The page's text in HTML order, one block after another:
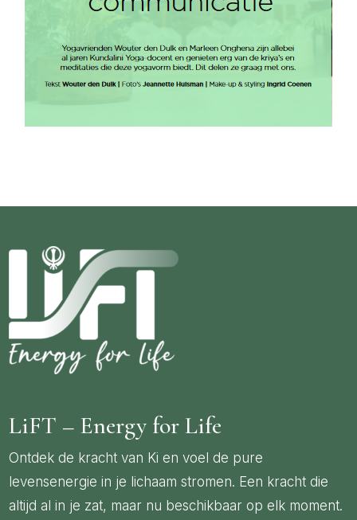
LiFT – Energy for Life
Ontdek de kracht van Ki en voel de pure
levensenergie in je lichaam stromen. Een kracht die
altijd al in je zat, maar nu beschikbaar op elk moment.